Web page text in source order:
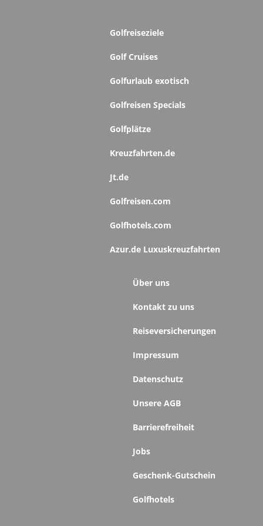
Golfreiseziele
Golf Cruises
Golfurlaub exotisch
Golfreisen Specials
Golfplätze
Kreuzfahrten.de
Jt.de
Golfreisen.com
Golfhotels.com
Azur.de Luxuskreuzfahrten
Über uns
Kontakt zu uns
Reiseversicherungen
Impressum
Datenschutz
Unsere AGB
Barrierefreiheit
Jobs
Geschenk-Gutschein
Golfhotels